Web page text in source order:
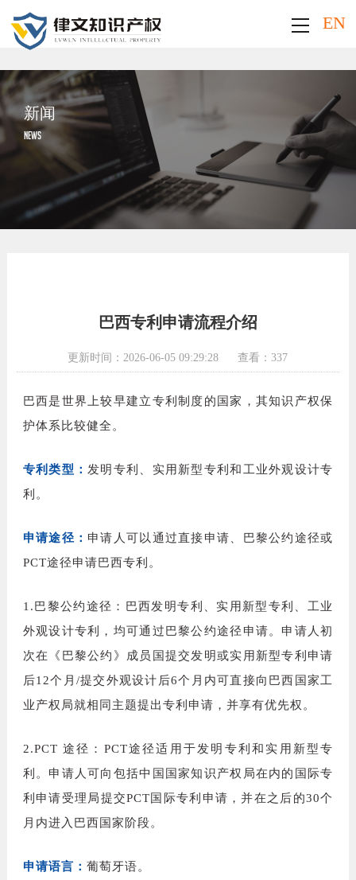
EN
新闻
NEWS
巴西专利申请流程介绍
更新时间：2026-06-05 09:29:28 查看：337
巴西是世界上较早建立专利制度的国家，其知识产权保
护体系比较健全。
专利类型： 发明专利、实用新型专利和工业外观设计专
利。
申请途径： 申请人可以通过直接申请、 巴黎公约途径或
PCT途径申请巴西专利。
1. 巴黎公约途径：巴西发明专利、实用新型专利、工业
外观设计专利，均可通过巴黎公约途径申请。申请人初
次在《巴黎公约》成员国提交发明或实用新型专利申请
后12个月 /提交外观设计后6个月内可直接向巴西国家工
业产权局就相同主题提出专利申请，并享有优先权。
2.PCT 途径： PCT途径适用于发明专利和实用新型专
利。申请人可向包括中国国家知识产权局在内的国际专
利申请受理局提交PCT 国际专利申请，并在之后的30个
月内进入巴西国家阶段。
申请语言： 葡萄牙语。